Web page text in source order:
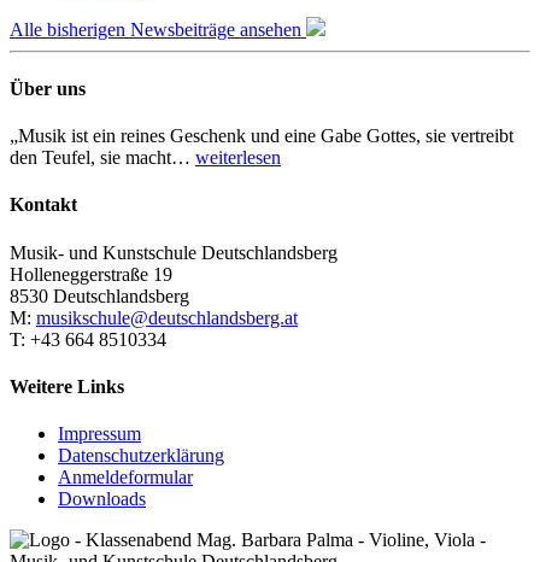
Alle bisherigen Newsbeiträge ansehen
Über uns
„Musik ist ein reines Geschenk und eine Gabe Gottes, sie vertreibt
den Teufel, sie macht… weiterlesen
Kontakt
Musik- und Kunstschule Deutschlandsberg
Holleneggerstraße 19
8530 Deutschlandsberg
M: musikschule@deutschlandsberg.at
T: +43 664 8510334
Weitere Links
Impressum
Datenschutzerklärung
Anmeldeformular
Downloads